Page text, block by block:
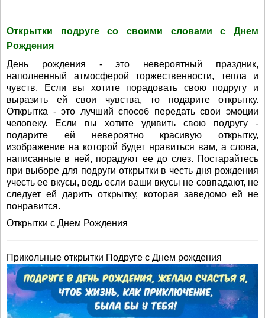
Открытки подруге со своими словами с Днем
Рождения
День рождения - это невероятный праздник,
наполненный атмосферой торжественности, тепла и
чувств. Если вы хотите порадовать свою подругу и
выразить ей свои чувства, то подарите открытку.
Открытка - это лучший способ передать свои эмоции
человеку. Если вы хотите удивить свою подругу -
подарите ей невероятно красивую открытку,
изображение на которой будет нравиться вам, а слова,
написанные в ней, порадуют ее до слез. Постарайтесь
при выборе для подруги открытки в честь дня рождения
учесть ее вкусы, ведь если ваши вкусы не совпадают, не
следует ей дарить открытку, которая заведомо ей не
понравится.
Открытки с Днем Рождения
Прикольные открытки Подруге с Днем рождения